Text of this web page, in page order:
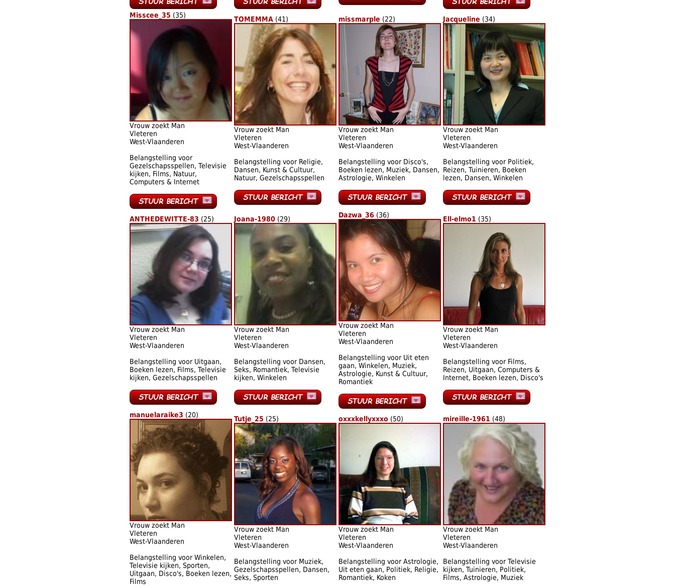
Misscee_35 (35)
Vrouw zoekt Man
Vleteren
West-Vlaanderen
Belangstelling voor
Gezelschapsspellen, Televisie
kijken, Films, Natuur,
Computers & Internet
TOMEMMA (41)
Vrouw zoekt Man
Vleteren
West-Vlaanderen
Belangstelling voor Religie,
Dansen, Kunst & Cultuur,
Natuur, Gezelschapsspellen
missmarple (22)
Vrouw zoekt Man
Vleteren
West-Vlaanderen
Belangstelling voor Disco's,
Boeken lezen, Muziek, Dansen,
Astrologie, Winkelen
Jacqueline (34)
Vrouw zoekt Man
Vleteren
West-Vlaanderen
Belangstelling voor Politiek,
Reizen, Tuinieren, Boeken
lezen, Dansen, Winkelen
ANTHEDEWITTE-83 (25)
Vrouw zoekt Man
Vleteren
West-Vlaanderen
Belangstelling voor Uitgaan,
Boeken lezen, Films, Televisie
kijken, Gezelschapsspellen
Joana-1980 (29)
Vrouw zoekt Man
Vleteren
West-Vlaanderen
Belangstelling voor Dansen,
Seks, Romantiek, Televisie
kijken, Winkelen
Dazwa_36 (36)
Vrouw zoekt Man
Vleteren
West-Vlaanderen
Belangstelling voor Uit eten
gaan, Winkelen, Muziek,
Astrologie, Kunst & Cultuur,
Romantiek
Ell-elmo1 (35)
Vrouw zoekt Man
Vleteren
West-Vlaanderen
Belangstelling voor Films,
Reizen, Uitgaan, Computers &
Internet, Boeken lezen, Disco's
manuelaraike3 (20)
Vrouw zoekt Man
Vleteren
West-Vlaanderen
Belangstelling voor Winkelen,
Televisie kijken, Sporten,
Uitgaan, Disco's, Boeken lezen,
Films
Tutje_25 (25)
Vrouw zoekt Man
Vleteren
West-Vlaanderen
Belangstelling voor Muziek,
Gezelschapsspellen, Dansen,
Seks, Sporten
oxxxkellyxxxo (50)
Vrouw zoekt Man
Vleteren
West-Vlaanderen
Belangstelling voor Astrologie,
Uit eten gaan, Politiek, Religie,
Romantiek, Koken
mireille-1961 (48)
Vrouw zoekt Man
Vleteren
West-Vlaanderen
Belangstelling voor Televisie
kijken, Tuinieren, Politiek,
Films, Astrologie, Muziek